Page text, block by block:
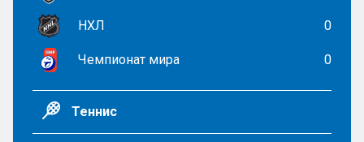
НХЛ 0
Чемпионат мира 0
Теннис